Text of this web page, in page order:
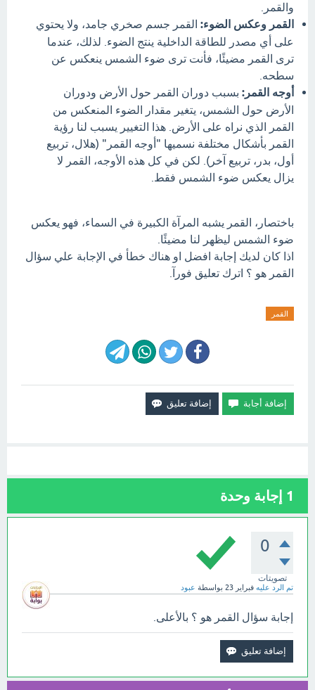
والقمر.
القمر وعكس الضوء: القمر جسم صخري جامد، ولا يحتوي
على أي مصدر للطاقة الداخلية ينتج الضوء. لذلك، عندما
ترى القمر مضيئًا، فأنت ترى ضوء الشمس ينعكس عن
سطحه.
أوجه القمر: بسبب دوران القمر حول الأرض ودوران
الأرض حول الشمس، يتغير مقدار الضوء المنعكس من
القمر الذي نراه على الأرض. هذا التغيير يسبب لنا رؤية
القمر بأشكال مختلفة نسميها "أوجه القمر" (هلال، تربيع
أول، بدر، تربيع آخر). لكن في كل هذه الأوجه، القمر لا
يزال يعكس ضوء الشمس فقط.
باختصار، القمر يشبه المرآة الكبيرة في السماء، فهو يعكس
ضوء الشمس ليظهر لنا مضيئًا.
اذا كان لديك إجابة افضل او هناك خطأ في الإجابة علي سؤال
القمر هو ؟ اترك تعليق فورآ.
القمر
1 إجابة وحدة
0
تصويتات
تم الرد عليه فبراير 23 بواسطة عبود
إجابة سؤال القمر هو ؟ بالأعلى.